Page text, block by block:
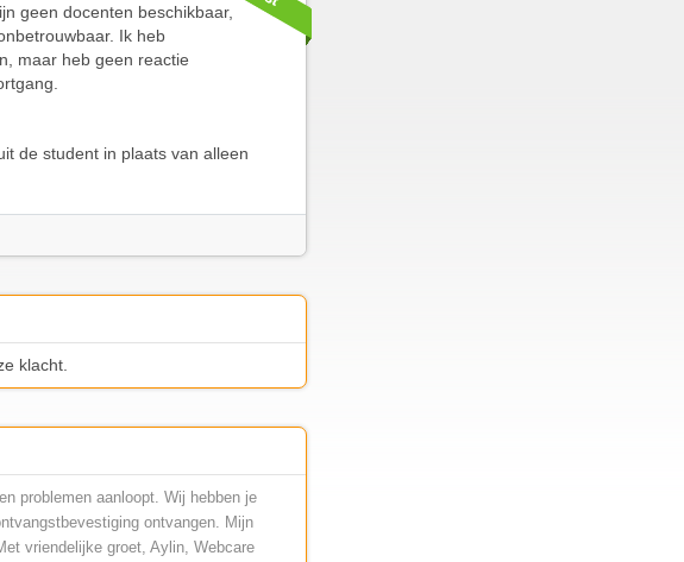
geen docenten beschikbaar,
Ik heb
maar heb geen reactie
de student in plaats van alleen
klacht.
problemen aanloopt. Wij hebben je
ontvangen. Mijn
vriendelijke groet, Aylin, Webcare